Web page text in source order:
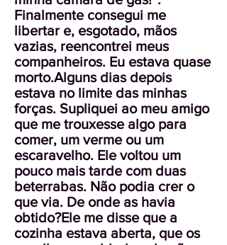
Finalmente consegui me
libertar e, esgotado, mãos
vazias, reencontrei meus
companheiros. Eu estava quase
morto.Alguns dias depois
estava no limite das minhas
forças. Supliquei ao meu amigo
que me trouxesse algo para
comer, um verme ou um
escaravelho. Ele voltou um
pouco mais tarde com duas
beterrabas. Não podia crer o
que via. De onde as havia
obtido?Ele me disse que a
cozinha estava aberta, que os